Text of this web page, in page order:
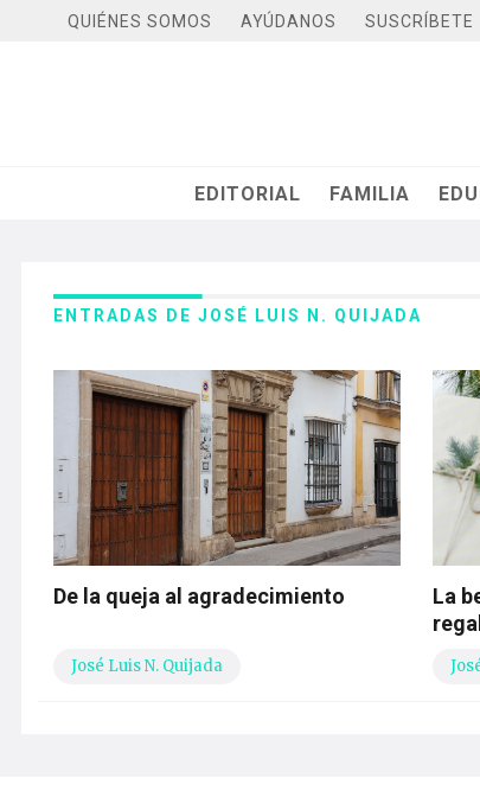
QUIÉNES SOMOS AYÚDANOS SUSCRÍBETE
EDITORIAL FAMILIA
ENTRADAS DE JOSÉ LUIS N. QUIJADA
De la queja al agradecimiento
José Luis N. Quijada
La